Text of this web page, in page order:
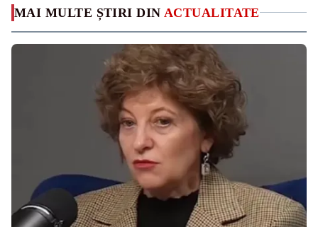
MAI MULTE ȘTIRI DIN ACTUALITATE